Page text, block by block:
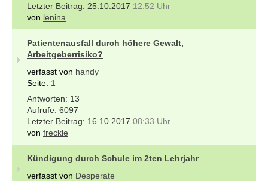
25.10.2017 12:52 Uhr
von lenina
Patientenausfall durch höhere Gewalt,
Arbeitgeberrisiko?
verfasst von handy
Seite: 1
13
6097
16.10.2017 08:33 Uhr
von freckle
Kündigung durch Schule im 2ten Lehrjahr
verfasst von Desperate